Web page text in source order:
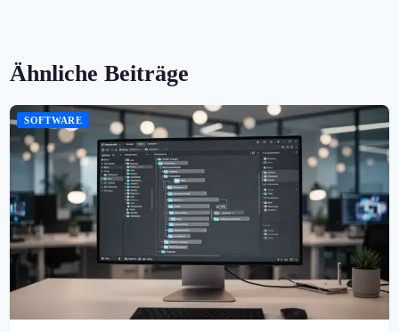
Ähnliche Beiträge
SOFTWARE